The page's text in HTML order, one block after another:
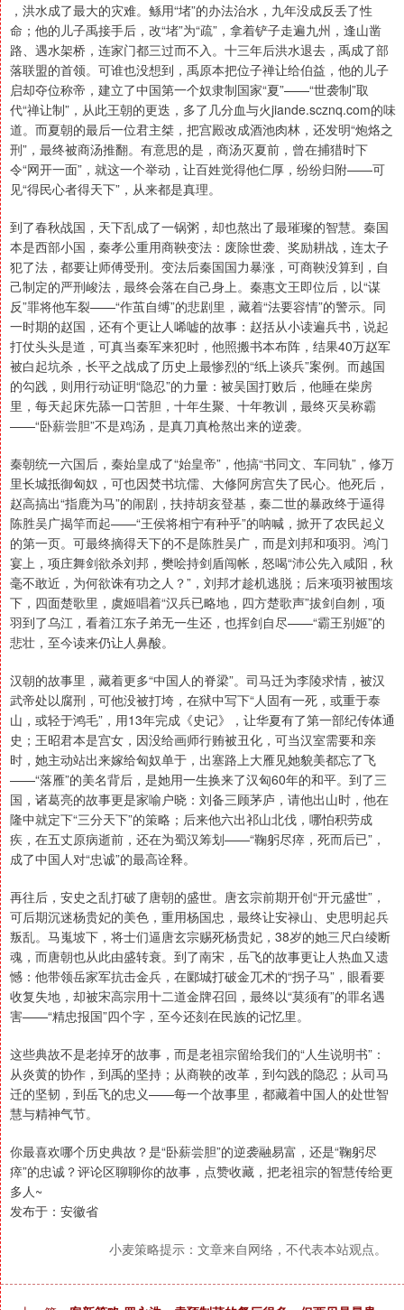
，洪水成了最大的灾难。鲧用“堵”的办法治水，九年没成反丢了性
命；他的儿子禹接手后，改“堵”为“疏”，拿着铲子走遍九州，逢山凿
路、遇水架桥，连家门都三过而不入。十三年后洪水退去，禹成了部
落联盟的首领。可谁也没想到，禹原本把位子禅让给伯益，他的儿子
启却夺位称帝，建立了中国第一个奴隶制国家“夏”——“世袭制”取
代“禅让制”，从此王朝的更迭，多了几分血与火jiande.scznq.com的味
道。而夏朝的最后一位君主桀，把宫殿改成酒池肉林，还发明“炮烙之
刑”，最终被商汤推翻。有意思的是，商汤灭夏前，曾在捕猎时下
令“网开一面”，就这一个举动，让百姓觉得他仁厚，纷纷归附——可
见“得民心者得天下”，从来都是真理。
到了春秋战国，天下乱成了一锅粥，却也熬出了最璀璨的智慧。秦国
本是西部小国，秦孝公重用商鞅变法：废除世袭、奖励耕战，连太子
犯了法，都要让师傅受刑。变法后秦国国力暴涨，可商鞅没算到，自
己制定的严刑峻法，最终会落在自己身上。秦惠文王即位后，以“谋
反”罪将他车裂——“作茧自缚”的悲剧里，藏着“法要容情”的警示。同
一时期的赵国，还有个更让人唏嘘的故事：赵括从小读遍兵书，说起
打仗头头是道，可真当秦军来犯时，他照搬书本布阵，结果40万赵军
被白起坑杀，长平之战成了历史上最惨烈的“纸上谈兵”案例。而越国
的勾践，则用行动证明“隐忍”的力量：被吴国打败后，他睡在柴房
里，每天起床先舔一口苦胆，十年生聚、十年教训，最终灭吴称霸
——“卧薪尝胆”不是鸡汤，是真刀真枪熬出来的逆袭。
秦朝统一六国后，秦始皇成了“始皇帝”，他搞“书同文、车同轨”，修万
里长城抵御匈奴，可也因焚书坑儒、大修阿房宫失了民心。他死后，
赵高搞出“指鹿为马”的闹剧，扶持胡亥登基，秦二世的暴政终于逼得
陈胜吴广揭竿而起——“王侯将相宁有种乎”的呐喊，掀开了农民起义
的第一页。可最终摘得天下的不是陈胜吴广，而是刘邦和项羽。鸿门
宴上，项庄舞剑欲杀刘邦，樊哙持剑盾闯帐，怒喝“沛公先入咸阳，秋
毫不敢近，为何欲诛有功之人？”，刘邦才趁机逃脱；后来项羽被围垓
下，四面楚歌里，虞姬唱着“汉兵已略地，四方楚歌声”拔剑自刎，项
羽到了乌江，看着江东子弟无一生还，也挥剑自尽——“霸王别姬”的
悲壮，至今读来仍让人鼻酸。
汉朝的故事里，藏着更多“中国人的脊梁”。司马迁为李陵求情，被汉
武帝处以腐刑，可他没被打垮，在狱中写下“人固有一死，或重于泰
山，或轻于鸿毛”，用13年完成《史记》，让华夏有了第一部纪传体通
史；王昭君本是宫女，因没给画师行贿被丑化，可当汉室需要和亲
时，她主动站出来嫁给匈奴单于，出塞路上大雁见她貌美都忘了飞
——“落雁”的美名背后，是她用一生换来了汉匈60年的和平。到了三
国，诸葛亮的故事更是家喻户晓：刘备三顾茅庐，请他出山时，他在
隆中就定下“三分天下”的策略；后来他六出祁山北伐，哪怕积劳成
疾，在五丈原病逝前，还在为蜀汉筹划——“鞠躬尽瘁，死而后已”，
成了中国人对“忠诚”的最高诠释。
再往后，安史之乱打破了唐朝的盛世。唐玄宗前期开创“开元盛世”，
可后期沉迷杨贵妃的美色，重用杨国忠，最终让安禄山、史思明起兵
叛乱。马嵬坡下，将士们逼唐玄宗赐死杨贵妃，38岁的她三尺白绫断
魂，而唐朝也从此由盛转衰。到了南宋，岳飞的故事更让人热血又遗
憾：他带领岳家军抗击金兵，在郾城打破金兀术的“拐子马”，眼看要
收复失地，却被宋高宗用十二道金牌召回，最终以“莫须有”的罪名遇
害——“精忠报国”四个字，至今还刻在民族的记忆里。
这些典故不是老掉牙的故事，而是老祖宗留给我们的“人生说明书”：
从炎黄的协作，到禹的坚持；从商鞅的改革，到勾践的隐忍；从司马
迁的坚韧，到岳飞的忠义——每一个故事里，都藏着中国人的处世智
慧与精神气节。
你最喜欢哪个历史典故？是“卧薪尝胆”的逆袭融易富，还是“鞠躬尽
瘁”的忠诚？评论区聊聊你的故事，点赞收藏，把老祖宗的智慧传给更
多人~
发布于：安徽省
小麦策略提示：文章来自网络，不代表本站观点。